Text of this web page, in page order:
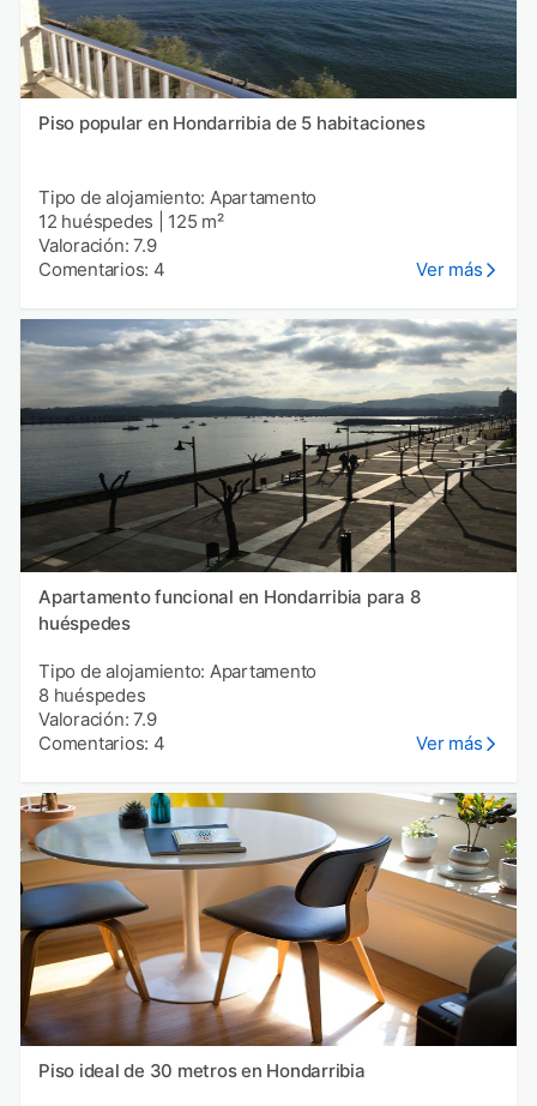
Piso popular en Hondarribia de 5 habitaciones
Tipo de alojamiento: Apartamento
12 huéspedes
125 m²
Valoración: 7.9
Comentarios: 4
Ver más
Apartamento funcional en Hondarribia para 8
huéspedes
Tipo de alojamiento: Apartamento
8 huéspedes
Valoración: 7.9
Comentarios: 4
Ver más
Piso ideal de 30 metros en Hondarribia